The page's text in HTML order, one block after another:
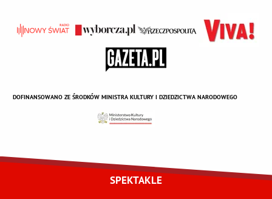
DOFINANSOWANO ZE ŚRODKÓW MINISTRA KULTURY I DZIEDZICTWA NARODOWEGO
SPEKTAKLE